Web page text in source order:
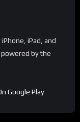
iPad, and
by the